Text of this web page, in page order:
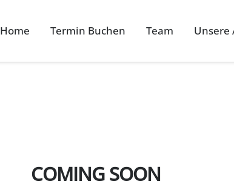
Home Termin Buchen Team Unsere
COMING SOON